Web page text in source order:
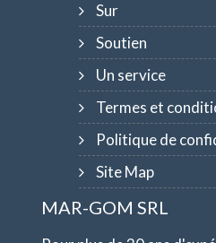
Sur
Soutien
Un service
Termes et
Politique de
Site Map
MAR-GOM SRL